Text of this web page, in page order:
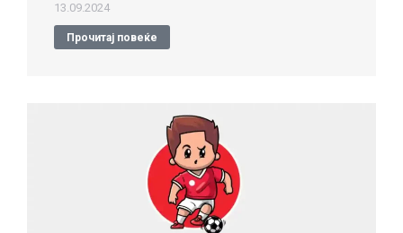
13.09.2024
Прочитај повеќе